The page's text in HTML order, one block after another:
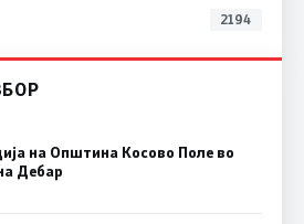
2194
на Општина Косово Поле во
Дебар